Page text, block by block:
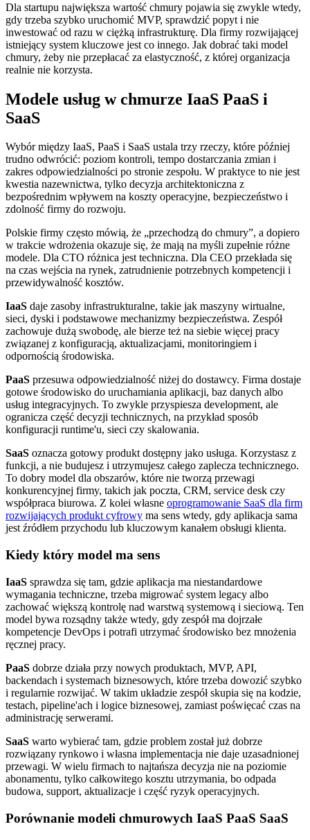
Dla startupu największa wartość chmury pojawia się zwykle wtedy,
gdy trzeba szybko uruchomić MVP, sprawdzić popyt i nie
inwestować od razu w ciężką infrastrukturę. Dla firmy rozwijającej
istniejący system kluczowe jest co innego. Jak dobrać taki model
chmury, żeby nie przepłacać za elastyczność, z której organizacja
realnie nie korzysta.
Modele usług w chmurze IaaS PaaS i
SaaS
Wybór między IaaS, PaaS i SaaS ustala trzy rzeczy, które później
trudno odwrócić: poziom kontroli, tempo dostarczania zmian i
zakres odpowiedzialności po stronie zespołu. W praktyce to nie jest
kwestia nazewnictwa, tylko decyzja architektoniczna z
bezpośrednim wpływem na koszty operacyjne, bezpieczeństwo i
zdolność firmy do rozwoju.
Polskie firmy często mówią, że „przechodzą do chmury”, a dopiero
w trakcie wdrożenia okazuje się, że mają na myśli zupełnie różne
modele. Dla CTO różnica jest techniczna. Dla CEO przekłada się
na czas wejścia na rynek, zatrudnienie potrzebnych kompetencji i
przewidywalność kosztów.
IaaS daje zasoby infrastrukturalne, takie jak maszyny wirtualne,
sieci, dyski i podstawowe mechanizmy bezpieczeństwa. Zespół
zachowuje dużą swobodę, ale bierze też na siebie więcej pracy
związanej z konfiguracją, aktualizacjami, monitoringiem i
odpornością środowiska.
PaaS przesuwa odpowiedzialność niżej do dostawcy. Firma dostaje
gotowe środowisko do uruchamiania aplikacji, baz danych albo
usług integracyjnych. To zwykle przyspiesza development, ale
ogranicza część decyzji technicznych, na przykład sposób
konfiguracji runtime'u, sieci czy skalowania.
SaaS oznacza gotowy produkt dostępny jako usługa. Korzystasz z
funkcji, a nie budujesz i utrzymujesz całego zaplecza technicznego.
To dobry model dla obszarów, które nie tworzą przewagi
konkurencyjnej firmy, takich jak poczta, CRM, service desk czy
współpraca biurowa. Z kolei własne oprogramowanie SaaS dla firm
rozwijających produkt cyfrowy ma sens wtedy, gdy aplikacja sama
jest źródłem przychodu lub kluczowym kanałem obsługi klienta.
Kiedy który model ma sens
IaaS sprawdza się tam, gdzie aplikacja ma niestandardowe
wymagania techniczne, trzeba migrować system legacy albo
zachować większą kontrolę nad warstwą systemową i sieciową. Ten
model bywa rozsądny także wtedy, gdy zespół ma dojrzałe
kompetencje DevOps i potrafi utrzymać środowisko bez mnożenia
ręcznej pracy.
PaaS dobrze działa przy nowych produktach, MVP, API,
backendach i systemach biznesowych, które trzeba dowozić szybko
i regularnie rozwijać. W takim układzie zespół skupia się na kodzie,
testach, pipeline'ach i logice biznesowej, zamiast poświęcać czas na
administrację serwerami.
SaaS warto wybierać tam, gdzie problem został już dobrze
rozwiązany rynkowo i własna implementacja nie daje uzasadnionej
przewagi. W wielu firmach to najtańsza decyzja nie na poziomie
abonamentu, tylko całkowitego kosztu utrzymania, bo odpada
budowa, support, aktualizacje i część ryzyk operacyjnych.
Porównanie modeli chmurowych IaaS PaaS SaaS